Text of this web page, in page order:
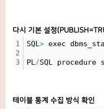
다시 기본 설정
1
2
3
SQL> exec
PL/SQL procedure
테이블 통계 수집 방식 확인